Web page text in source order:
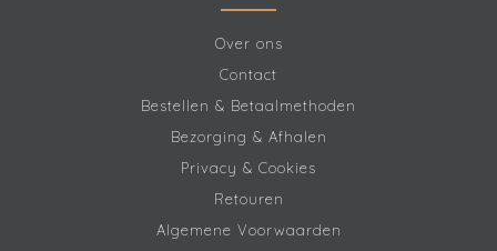
Over ons
Contact
Bestellen & Betaalmethoden
Bezorging & Afhalen
Privacy & Cookies
Retouren
Algemene Voorwaarden